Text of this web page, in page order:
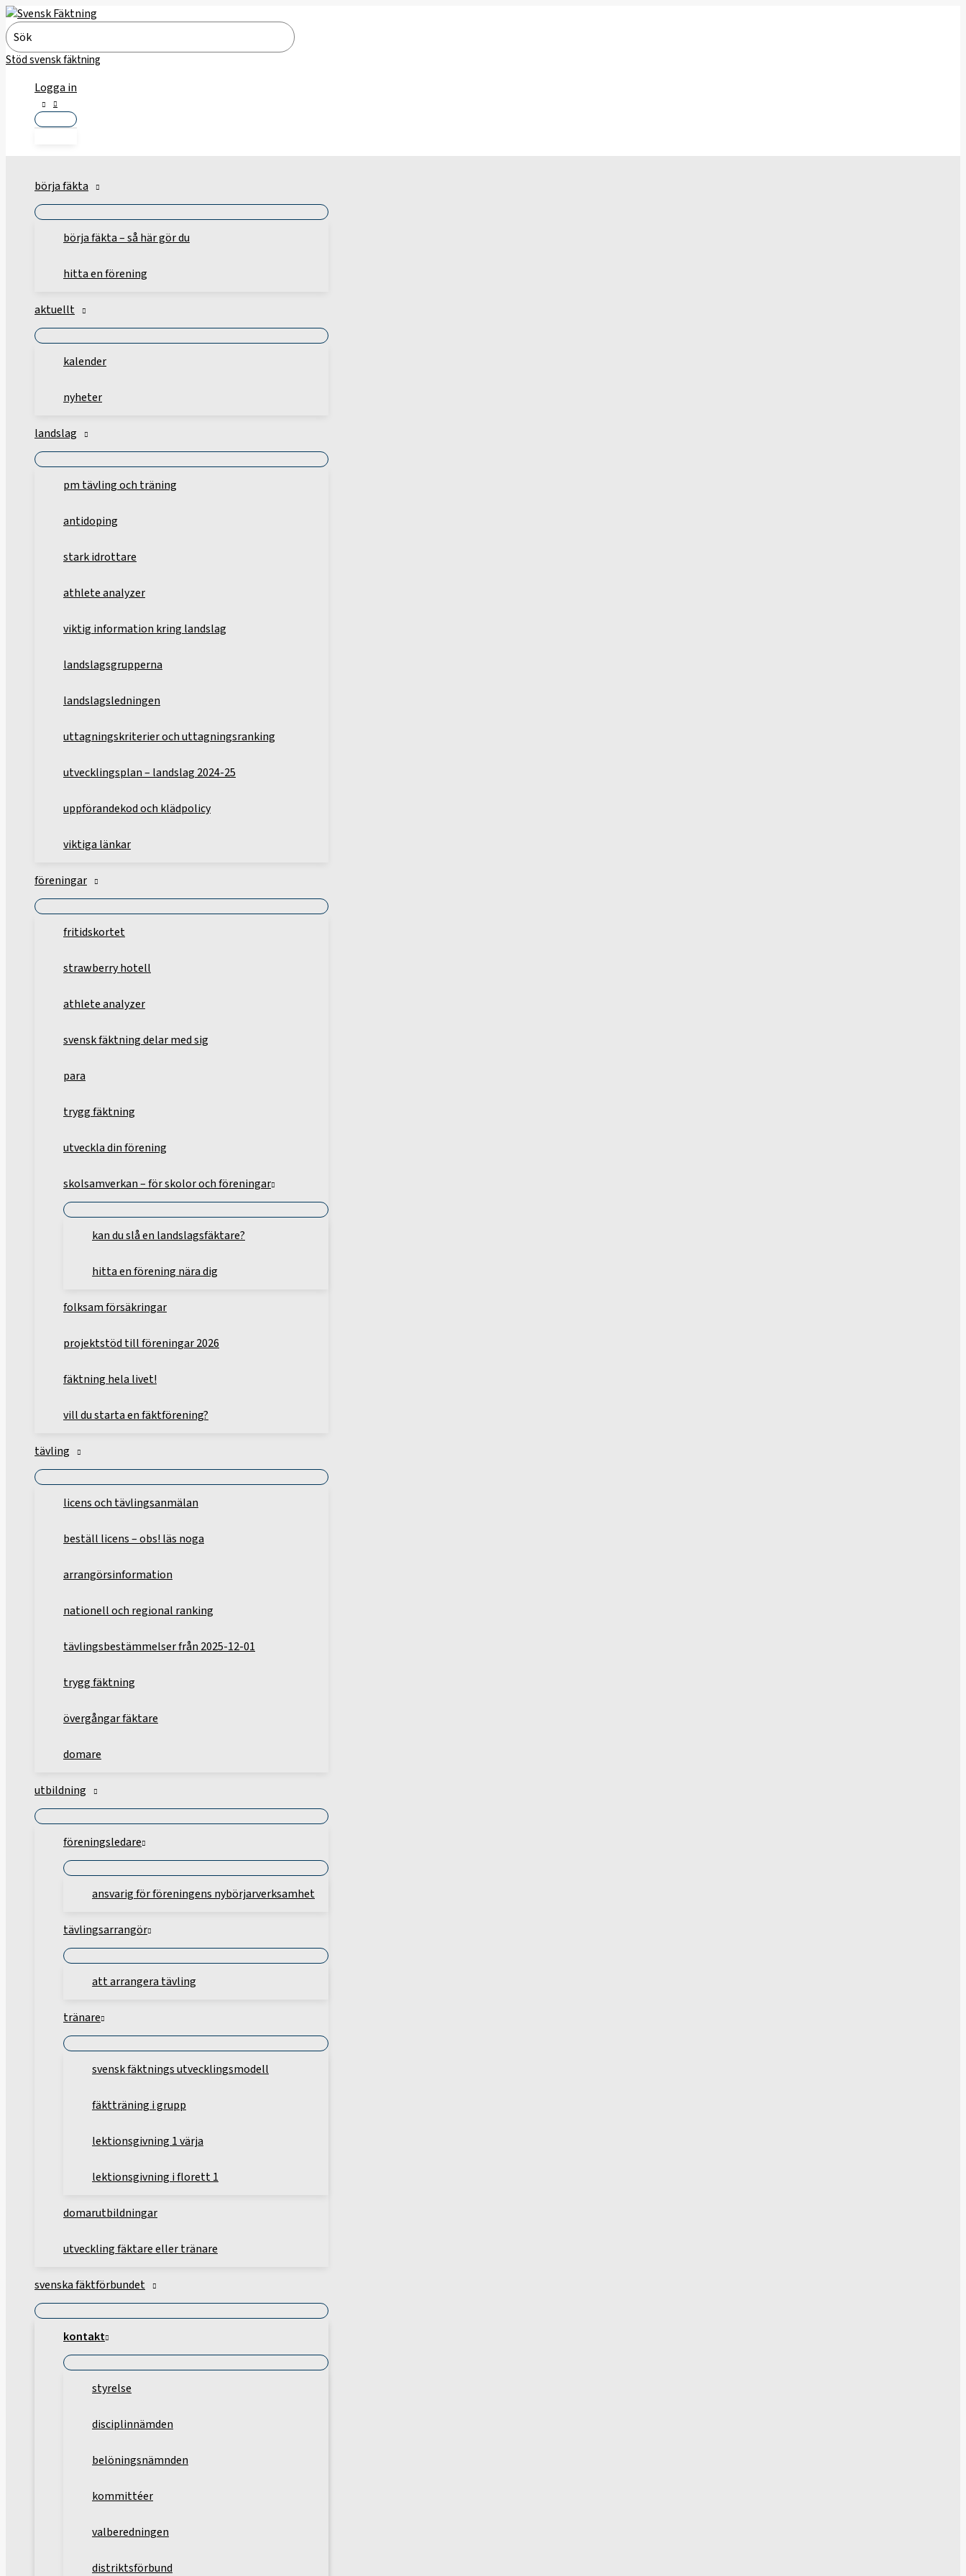
Hoppa
till
innehåll
Search
for:
Stöd svensk fäktning
Logga in
börja fäkta
börja fäkta – så här gör du
hitta en förening
aktuellt
kalender
nyheter
landslag
pm tävling och träning
antidoping
stark idrottare
athlete analyzer
viktig information kring landslag
landslagsgrupperna
landslagsledningen
uttagningskriterier och uttagningsranking
utvecklingsplan – landslag 2024-25
uppförandekod och klädpolicy
viktiga länkar
föreningar
fritidskortet
strawberry hotell
athlete analyzer
svensk fäktning delar med sig
para
trygg fäktning
utveckla din förening
skolsamverkan – för skolor och föreningar
kan du slå en landslagsfäktare?
hitta en förening nära dig
folksam försäkringar
projektstöd till föreningar 2026
fäktning hela livet!
vill du starta en fäktförening?
tävling
licens och tävlingsanmälan
beställ licens – obs! läs noga
arrangörsinformation
nationell och regional ranking
tävlingsbestämmelser från 2025-12-01
trygg fäktning
övergångar fäktare
domare
utbildning
föreningsledare
ansvarig för föreningens nybörjarverksamhet
tävlingsarrangör
att arrangera tävling
tränare
svensk fäktnings utvecklingsmodell
fäktträning i grupp
lektionsgivning 1 värja
lektionsgivning i florett 1
domarutbildningar
utveckling fäktare eller tränare
svenska fäktförbundet
kontakt
styrelse
disciplinnämden
belöningsnämnden
kommittéer
valberedningen
distriktsförbund